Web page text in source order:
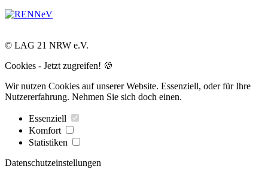
© LAG 21 NRW e.V.
Cookies - Jetzt zugreifen! 🍪
Wir nutzen Cookies auf unserer Website. Essenziell, oder für Ihre
Nutzererfahrung. Nehmen Sie sich doch einen.
Essenziell
Komfort
Statistiken
Datenschutzeinstellungen